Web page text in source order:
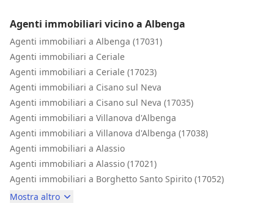
Agenti immobiliari vicino a Albenga
Agenti immobiliari a Albenga (17031)
Agenti immobiliari a Ceriale
Agenti immobiliari a Ceriale (17023)
Agenti immobiliari a Cisano sul Neva
Agenti immobiliari a Cisano sul Neva (17035)
Agenti immobiliari a Villanova d'Albenga
Agenti immobiliari a Villanova d'Albenga (17038)
Agenti immobiliari a Alassio
Agenti immobiliari a Alassio (17021)
Agenti immobiliari a Borghetto Santo Spirito (17052)
Mostra altro